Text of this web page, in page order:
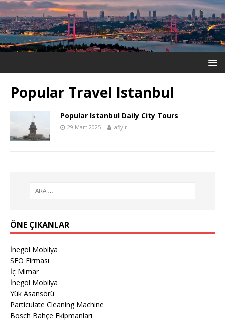
Popular Travel Istanbul
Popular Istanbul Daily City Tours
29 Mart 2025 afiyir
ÖNE ÇIKANLAR
İnegöl Mobilya
SEO Firması
İç Mimar
İnegöl Mobilya
Yük Asansörü
Particulate Cleaning Machine
Bosch Bahçe Ekipmanları